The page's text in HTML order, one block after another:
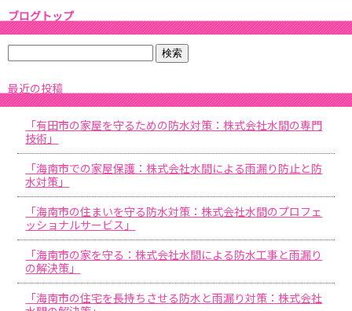
ブログトップ
最近の投稿
「有田市の家屋を守るための防水対策：株式会社水間の専門
技術」
「海南市での家屋保護：株式会社水間による雨漏り防止と防
水対策」
「海南市の住まいを守る防水対策：株式会社水間のプロフェ
ッショナルサービス」
「海南市の家を守る：株式会社水間による防水工事と雨漏り
の解決策」
「海南市の住宅を長持ちさせる防水と雨漏り対策：株式会社